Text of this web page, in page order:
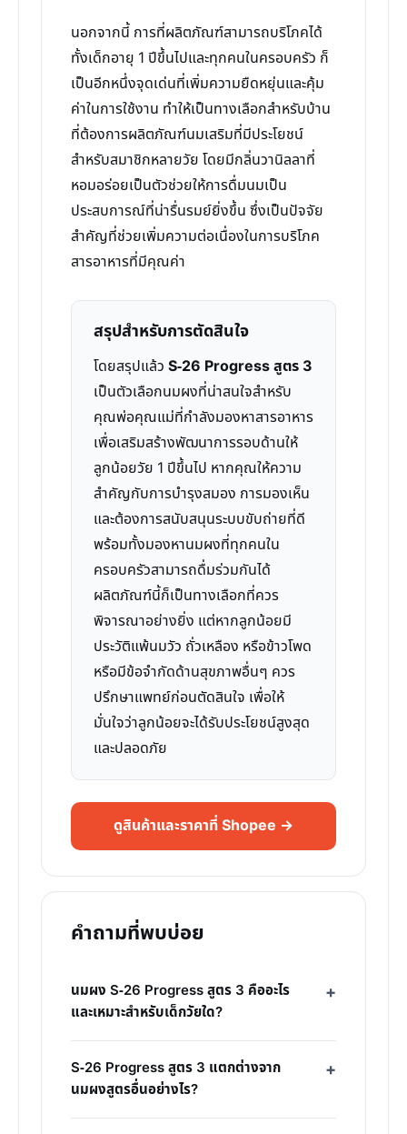
นอกจากนี้ การที่ผลิตภัณฑ์สามารถบริโภคได้
ทั้งเด็กอายุ 1 ปีขึ้นไปและทุกคนในครอบครัว ก็
เป็นอีกหนึ่งจุดเด่นที่เพิ่มความยืดหยุ่นและคุ้ม
ค่าในการใช้งาน ทำให้เป็นทางเลือกสำหรับบ้าน
ที่ต้องการผลิตภัณฑ์นมเสริมที่มีประโยชน์
สำหรับสมาชิกหลายวัย โดยมีกลิ่นวานิลลาที่
หอมอร่อยเป็นตัวช่วยให้การดื่มนมเป็น
ประสบการณ์ที่น่ารื่นรมย์ยิ่งขึ้น ซึ่งเป็นปัจจัย
สำคัญที่ช่วยเพิ่มความต่อเนื่องในการบริโภค
สารอาหารที่มีคุณค่า
สรุปสำหรับการตัดสินใจ
โดยสรุปแล้ว S-26 Progress สูตร 3
เป็นตัวเลือกนมผงที่น่าสนใจสำหรับ
คุณพ่อคุณแม่ที่กำลังมองหาสารอาหาร
เพื่อเสริมสร้างพัฒนาการรอบด้านให้
ลูกน้อยวัย 1 ปีขึ้นไป หากคุณให้ความ
สำคัญกับการบำรุงสมอง การมองเห็น
และต้องการสนับสนุนระบบขับถ่ายที่ดี
พร้อมทั้งมองหานมผงที่ทุกคนใน
ครอบครัวสามารถดื่มร่วมกันได้
ผลิตภัณฑ์นี้ก็เป็นทางเลือกที่ควร
พิจารณาอย่างยิ่ง แต่หากลูกน้อยมี
ประวัติแพ้นมวัว ถั่วเหลือง หรือข้าวโพด
หรือมีข้อจำกัดด้านสุขภาพอื่นๆ ควร
ปรึกษาแพทย์ก่อนตัดสินใจ เพื่อให้
มั่นใจว่าลูกน้อยจะได้รับประโยชน์สูงสุด
และปลอดภัย
ดูสินค้าและราคาที่ Shopee →
คำถามที่พบบ่อย
นมผง S-26 Progress สูตร 3 คืออะไร
และเหมาะสำหรับเด็กวัยใด?
S-26 Progress สูตร 3 แตกต่างจาก
นมผงสูตรอื่นอย่างไร?